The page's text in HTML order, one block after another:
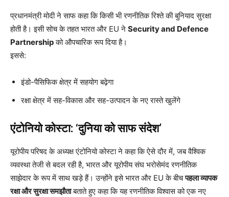
प्रधानमंत्री मोदी ने साफ कहा कि किसी भी रणनीतिक रिश्ते की बुनियाद सुरक्षा
होती है। इसी सोच के तहत भारत और EU ने Security and Defence
Partnershipको औपचारिक रूप दिया है।
इससे:
इंडो-पैसिफिक क्षेत्र में सहयोग बढ़ेगा
रक्षा क्षेत्र में सह-विकास और सह-उत्पादन के नए रास्ते खुलेंगे
एंटोनियो कोस्टा: ‘दुनिया को साफ संदेश’
यूरोपीय परिषद के अध्यक्ष एंटोनियो कोस्टा ने कहा कि ऐसे दौर में, जब वैश्विक
व्यवस्था तेजी से बदल रही है, भारत और यूरोपीय संघ भरोसेमंद रणनीतिक
साझेदार के रूप में साथ खड़े हैं। उन्होंने इसे भारत और EU के बीचपहला व्यापक
रक्षा और सुरक्षा समझौताबताते हुए कहा कि यह रणनीतिक विश्वास को एक नए